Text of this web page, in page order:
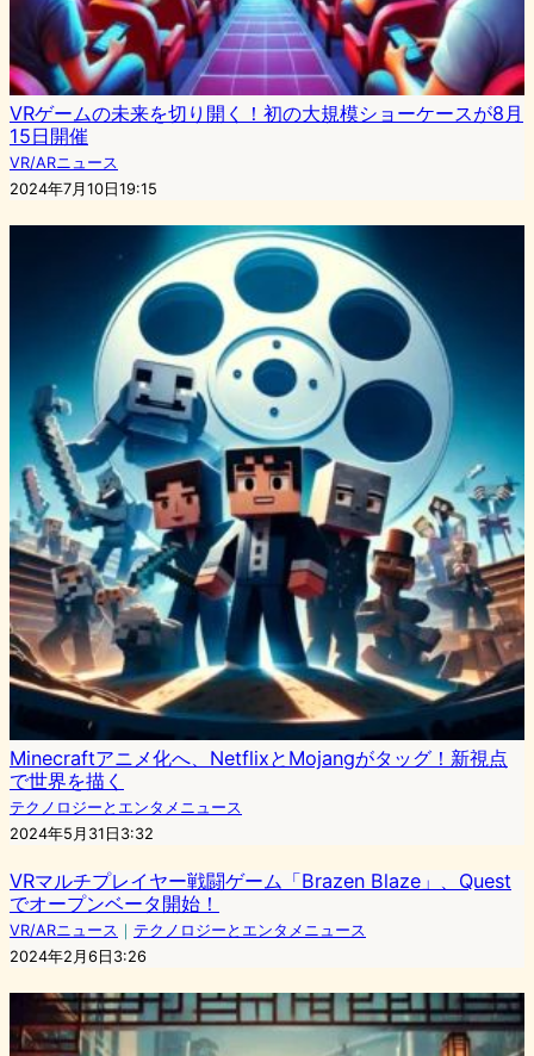
VRゲームの未来を切り開く！初の大規模ショーケースが8月
15日開催
VR/ARニュース
2024年7月10日19:15
Minecraftアニメ化へ、NetflixとMojangがタッグ！新視点
で世界を描く
テクノロジーとエンタメニュース
2024年5月31日3:32
VRマルチプレイヤー戦闘ゲーム「Brazen Blaze」、Quest
でオープンベータ開始！
VR/ARニュース ｜ テクノロジーとエンタメニュース
2024年2月6日3:26